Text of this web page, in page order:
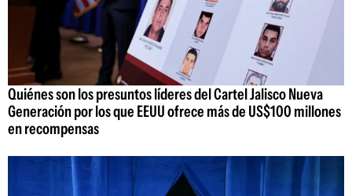
Quiénes son los presuntos líderes del Cartel Jalisco Nueva
Generación por los que EEUU ofrece más de US$100 millones
en recompensas